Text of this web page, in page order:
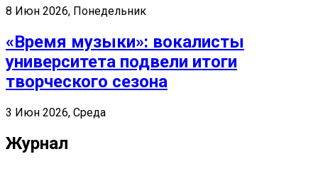
8 Июн 2026, Понедельник
«Время музыки»: вокалисты
университета подвели итоги
творческого сезона
3 Июн 2026, Среда
Журнал